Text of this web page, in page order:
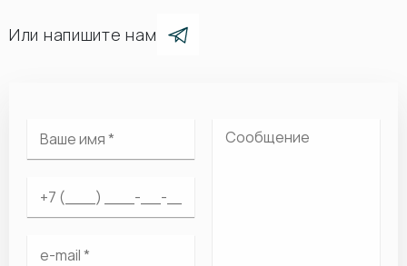
Или напишите нам